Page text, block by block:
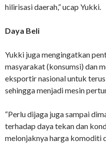
hilirisasi daerah,” ucap Yukki.
Daya Beli
Yukki juga mengingatkan
masyarakat (konsumsi) dan
eksportir nasional untuk
sehingga menjadi mesin
“Perlu dijaga juga sampai
terhadap daya tekan dan
melonjaknya harga komoditi